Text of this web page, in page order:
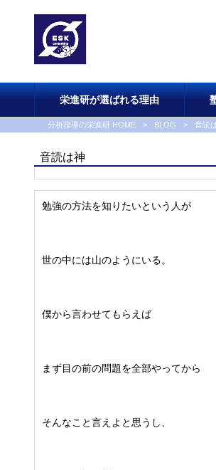
栄進研が選ばれる理由
分析指導の栄進研 HOME > BLOG > 音読
音読は神
勉強の方法を知りたいという人が
世の中には山のようにいる。
僕から言わせてもらえば
まず目の前の問題を全部やってから
そんなこと言えよと思うし、